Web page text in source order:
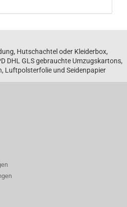
Hutschachtel oder Kleiderbox,
DHL GLS gebrauchte Umzugskartons,
Luftpolsterfolie und Seidenpapier